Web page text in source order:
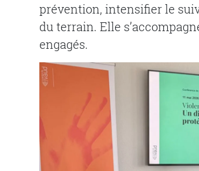
prévention, intensifier le
du terrain. Elle
engagés.